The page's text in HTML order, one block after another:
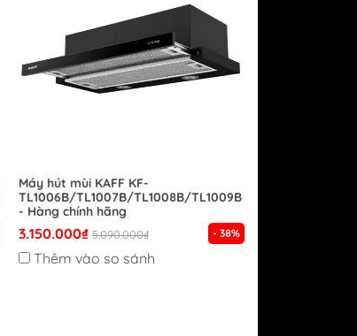
Máy hút mùi KAFF KF-
TL1006B/TL1007B/TL1008B/TL1009B
- Hàng chính hãng
3.150.000₫ 5.090.000₫ - 38%
Thêm vào so sánh